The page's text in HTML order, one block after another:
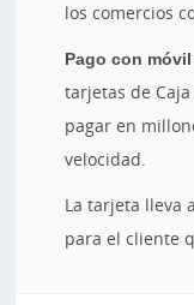
los comercios
Pago con
tarjetas de
pagar en
velocidad.
La tarjeta lleva
para el cliente